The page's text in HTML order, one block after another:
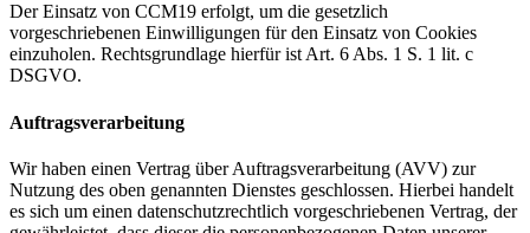
Der Einsatz von CCM19 erfolgt, um die gesetzlich
vorgeschriebenen Einwilligungen für den Einsatz von Cookies
einzuholen. Rechtsgrundlage hierfür ist Art. 6 Abs. 1 S. 1 lit. c
DSGVO.
Auftragsverarbeitung
Wir haben einen Vertrag über Auftragsverarbeitung (AVV) zur
Nutzung des oben genannten Dienstes geschlossen. Hierbei handelt
es sich um einen datenschutzrechtlich vorgeschriebenen Vertrag, der